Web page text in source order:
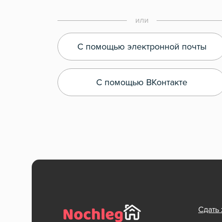
или
С помощью электронной почты
С помощью ВКонтакте
Сдать